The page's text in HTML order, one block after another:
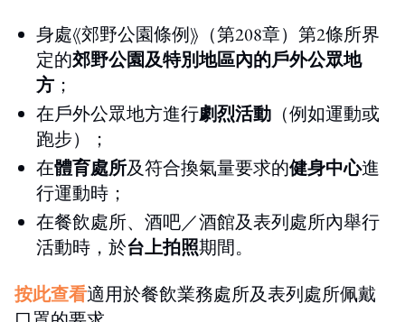
身處《郊野公園條例》（第208章）第2條所界
定的郊野公園及特別地區內的戶外公眾地
方 ；
在戶外公眾地方進行劇烈活動 （例如運動或
跑步）；
在體育處所及符合換氣量要求的健身中心進
行運動時；
在餐飲處所、酒吧／酒館及表列處所內舉行
活動時，於台上拍照期間。
按此查看適用於餐飲業務處所及表列處所佩戴